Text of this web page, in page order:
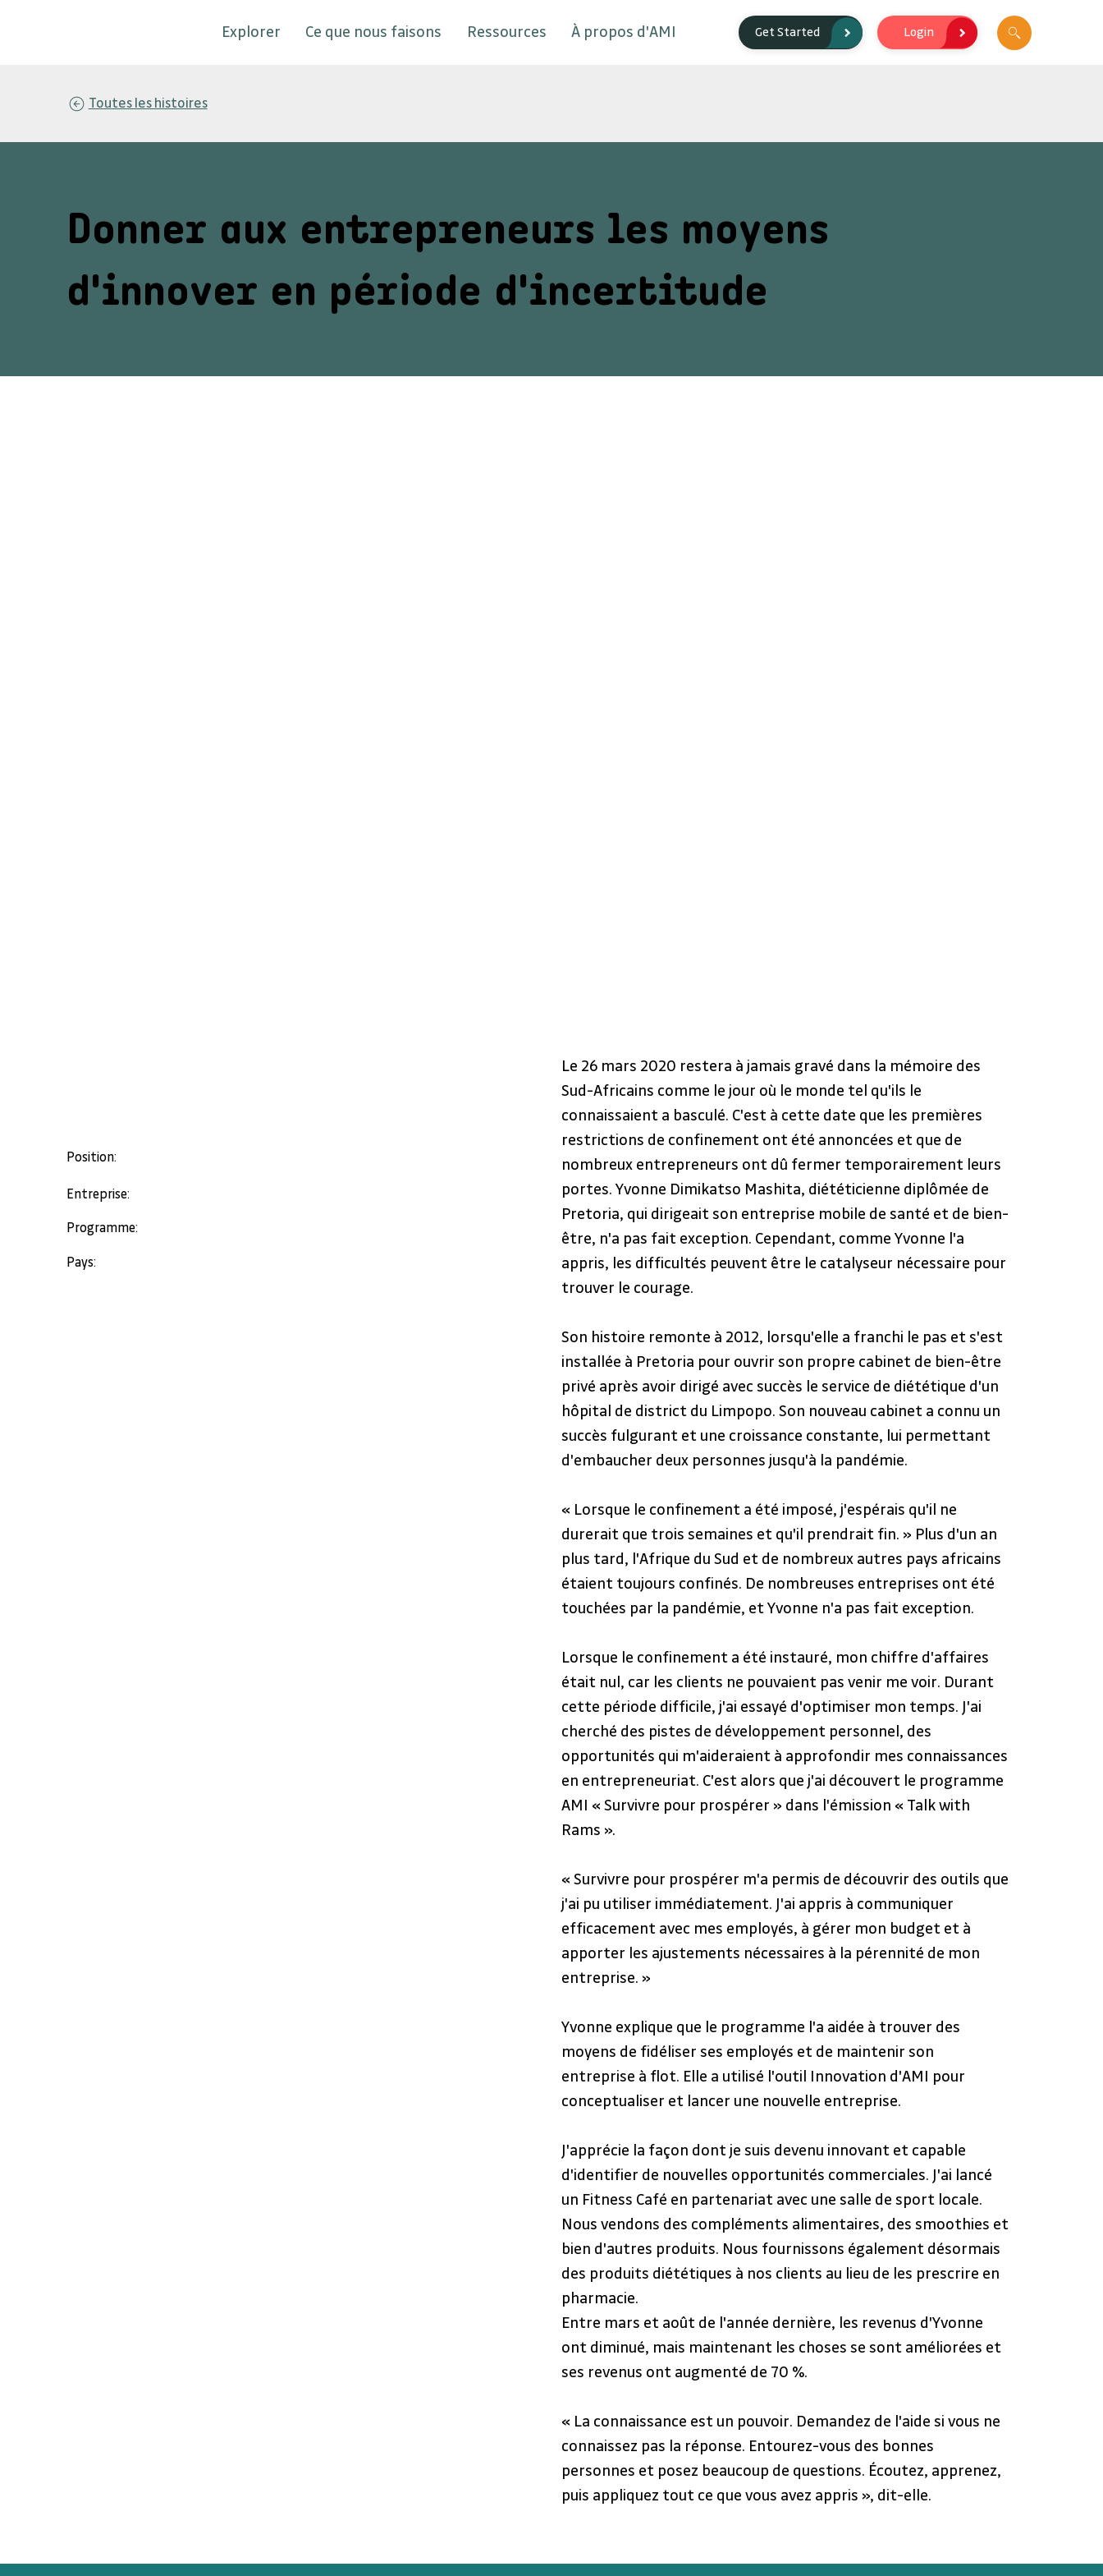
Explorer Ce que nous faisons Ressources À propos d'AMI Get Started Login
Donner aux entrepreneurs les moyens
d'innover en période d'incertitude
Toutes les histoires
Position:
Entreprise:
Programme:
Pays:
Le 26 mars 2020 restera à jamais gravé dans la mémoire des
Sud-Africains comme le jour où le monde tel qu'ils le
connaissaient a basculé. C'est à cette date que les premières
restrictions de confinement ont été annoncées et que de
nombreux entrepreneurs ont dû fermer temporairement leurs
portes. Yvonne Dimikatso Mashita, diététicienne diplômée de
Pretoria, qui dirigeait son entreprise mobile de santé et de bien-
être, n'a pas fait exception. Cependant, comme Yvonne l'a
appris, les difficultés peuvent être le catalyseur nécessaire pour
trouver le courage.
Son histoire remonte à 2012, lorsqu'elle a franchi le pas et s'est
installée à Pretoria pour ouvrir son propre cabinet de bien-être
privé après avoir dirigé avec succès le service de diététique d'un
hôpital de district du Limpopo. Son nouveau cabinet a connu un
succès fulgurant et une croissance constante, lui permettant
d'embaucher deux personnes jusqu'à la pandémie.
« Lorsque le confinement a été imposé, j'espérais qu'il ne
durerait que trois semaines et qu'il prendrait fin. » Plus d'un an
plus tard, l'Afrique du Sud et de nombreux autres pays africains
étaient toujours confinés. De nombreuses entreprises ont été
touchées par la pandémie, et Yvonne n'a pas fait exception.
Lorsque le confinement a été instauré, mon chiffre d'affaires
était nul, car les clients ne pouvaient pas venir me voir. Durant
cette période difficile, j'ai essayé d'optimiser mon temps. J'ai
cherché des pistes de développement personnel, des
opportunités qui m'aideraient à approfondir mes connaissances
en entrepreneuriat. C'est alors que j'ai découvert le programme
AMI « Survivre pour prospérer » dans l'émission « Talk with
Rams ».
« Survivre pour prospérer m'a permis de découvrir des outils que
j'ai pu utiliser immédiatement. J'ai appris à communiquer
efficacement avec mes employés, à gérer mon budget et à
apporter les ajustements nécessaires à la pérennité de mon
entreprise. »
Yvonne explique que le programme l'a aidée à trouver des
moyens de fidéliser ses employés et de maintenir son
entreprise à flot. Elle a utilisé l'outil Innovation d'AMI pour
conceptualiser et lancer une nouvelle entreprise.
J'apprécie la façon dont je suis devenu innovant et capable
d'identifier de nouvelles opportunités commerciales. J'ai lancé
un Fitness Café en partenariat avec une salle de sport locale.
Nous vendons des compléments alimentaires, des smoothies et
bien d'autres produits. Nous fournissons également désormais
des produits diététiques à nos clients au lieu de les prescrire en
pharmacie.
Entre mars et août de l'année dernière, les revenus d'Yvonne
ont diminué, mais maintenant les choses se sont améliorées et
ses revenus ont augmenté de 70 %.
« La connaissance est un pouvoir. Demandez de l'aide si vous ne
connaissez pas la réponse. Entourez-vous des bonnes
personnes et posez beaucoup de questions. Écoutez, apprenez,
puis appliquez tout ce que vous avez appris », dit-elle.